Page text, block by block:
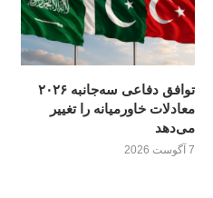
توافق دفاعی سه‌جانبه ۲۰۲۶
معادلات خاورمیانه را تغییر
می‌دهد
7 آگوست 2026